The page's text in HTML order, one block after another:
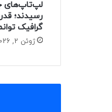
لپ‌تاپ‌های
رسیدند؛
گرافیک
ژوئن 2, 2026